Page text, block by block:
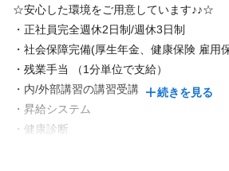
仕事内容
サロン運営業務
◆有給休暇
◆出産・育児・介護休暇制度
◆パート：勤務時間、勤務日数等相談可能
仕事内容
子供が熱を出して休む、土日休み、他のス
宅…。
好きな美容師を続けられたのは、周りの温
からです。理解をしてくれる環境だからこ
フも多いです💗
「いらない」と言われるまで働きたい（マ
⾝近なサロンを⽬指しているため、集客⼒
お客様に喜んでもらいたい︕この気持ちが
も活躍できます！
☆安心した環境をご用意しています♪♪☆
・正社員完全週休2日制/週休3日制
・社会保障完備(厚生年金、健康保険 雇用
・残業手当 （1分単位で支給）
・内/外部講習の講習受講
・昇給システム
・健康診断
続きを見る